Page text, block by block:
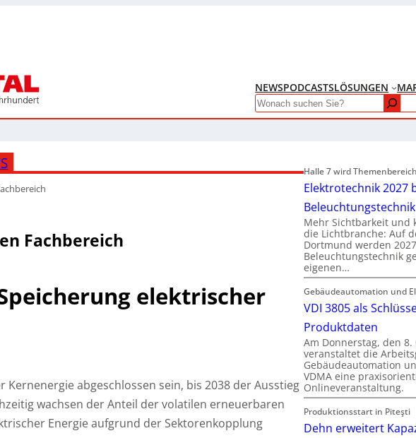
NEWSPODCASTSLÖSUNGEN
Search
Fachbereich
elektrischer
Kernenergie abgeschlossen sein, bis 2038 der Ausstieg
wachsen der Anteil der volatilen erneuerbaren
Energie aufgrund der Sektorenkopplung
Halle 7 wird Themenbereich
Elektrotechnik 2027
Beleuchtungstechnik
Mehr Sichtbarkeit und
die Lichtbranche: Auf
Dortmund werden
Beleuchtungstechnik
eigenen…
Gebäudeautomation und
VDI 3805 als
Produktdaten
Am Donnerstag, den 8.
veranstaltet die
Gebäudeautomation
VDMA eine
Onlineveranstaltung.
Produktionsstart in Piteşti
Dehn erweitert